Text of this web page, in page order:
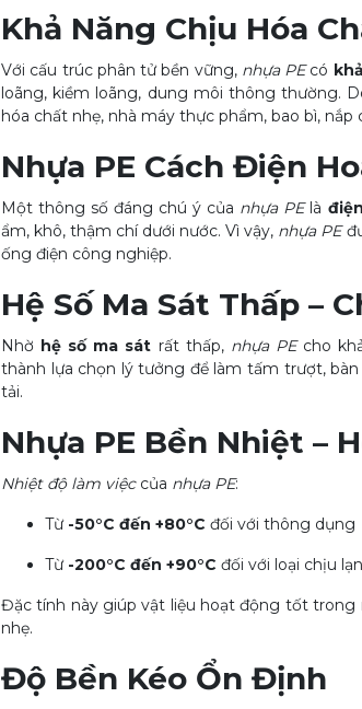
Khả Năng Chịu Hóa
Với cấu trúc phân tử bền vững, nhựa PEcó
loãng, kiềm loãng, dung môi thông thường.
hóa chất nhẹ, nhà máy thực phẩm, bao bì, nắp
Nhựa PE Cách Điện
Một thông số đáng chú ý của nhựa PElà
ẩm, khô, thậm chí dưới nước. Vì vậy, nhựa PE
ống điện công nghiệp.
Hệ Số Ma Sát Thấp –
Nhờ hệ số ma sát rất thấp, nhựa PEcho
thành lựa chọn lý tưởng để làm tấm trượt,
tải.
Nhựa PE Bền Nhiệt –
Nhiệt độ làm việccủa nhựa PE:
Từ -50°C đến +80°C đối với thông dụng
Từ -200°C đến +90°C đối với loại chịu
Đặc tính này giúp vật liệu hoạt động tốt
nhẹ.
Độ Bền Kéo Ổn Định